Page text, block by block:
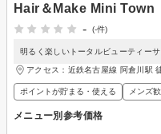
Hair＆Make Mini Town
-
(-件)
明るく楽しいトータルビューティーサ
アクセス：近鉄名古屋線 阿倉川駅
ポイントが貯まる・使える メンズ
メニュー別参考価格